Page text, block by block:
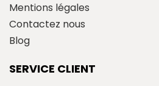
Mentions légales
Contactez nous
Blog
SERVICE CLIENT